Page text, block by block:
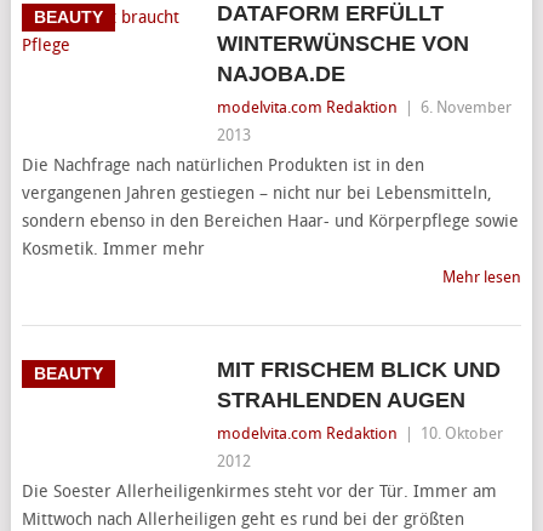
BEAUTY
DATAFORM ERFÜLLT
WINTERWÜNSCHE VON
NAJOBA.DE
modelvita.com Redaktion
6. November
2013
Die Nachfrage nach natürlichen Produkten ist in den
vergangenen Jahren gestiegen – nicht nur bei Lebensmitteln,
sondern ebenso in den Bereichen Haar- und Körperpflege sowie
Kosmetik. Immer mehr
Mehr lesen
BEAUTY
MIT FRISCHEM BLICK UND
STRAHLENDEN AUGEN
modelvita.com Redaktion
10. Oktober
2012
Die Soester Allerheiligenkirmes steht vor der Tür. Immer am
Mittwoch nach Allerheiligen geht es rund bei der größten